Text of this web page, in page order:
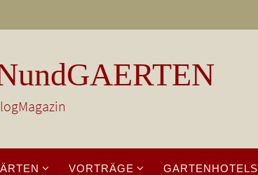
VORTRÄGE GARTENHOTELS